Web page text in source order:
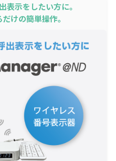
表示をしたい方に。
けの簡単操作。